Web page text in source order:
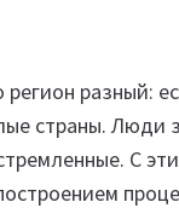
разный:
страны.
С